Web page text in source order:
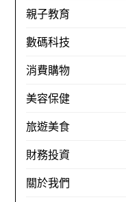
親子教育
數碼科技
消費購物
美容保健
旅遊美食
財務投資
關於我們